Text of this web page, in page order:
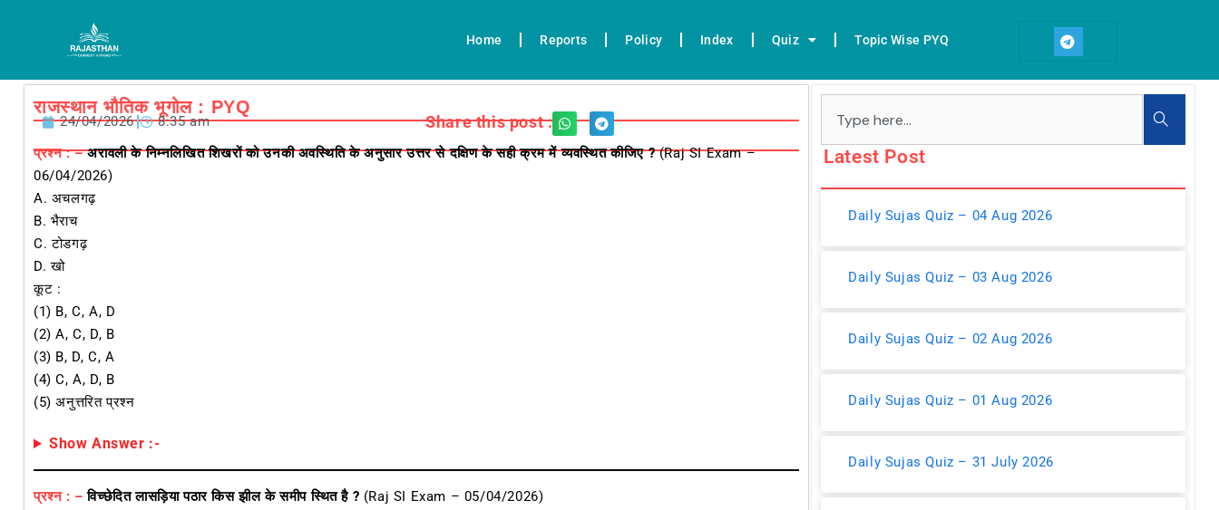
Home Reports Policy Index Quiz Topic Wise PYQ
T
e
l
g
r
राजस्थान भौतिक भूगोल : PYQ
24/04/2026 8:35 am Share this post :
प्रश्न : –अरावली के निम्नलिखित शिखरों को उनकी अवस्थिति के अनुसार उत्तर से दक्षिण के सही क्रम में व्यवस्थित कीजिए ?(Raj SI Exam –
06/04/2026)
A. अचलगढ़
B. भैराच
C. टोडगढ़
D. खो
कूट :
(1) B, C, A, D
(2) A, C, D, B
(3) B, D, C, A
(4) C, A, D, B
(5) अनुत्तरित प्रश्न
Show Answer :-
प्रश्न : – विच्छेदित लासड़िया पठार किस झील के समीप स्थित है ? (Raj SI Exam – 05/04/2026)
Latest Post
Daily Sujas Quiz – 04 Aug 2026
Daily Sujas Quiz – 03 Aug 2026
Daily Sujas Quiz – 02 Aug 2026
Daily Sujas Quiz – 01 Aug 2026
Daily Sujas Quiz – 31 July 2026